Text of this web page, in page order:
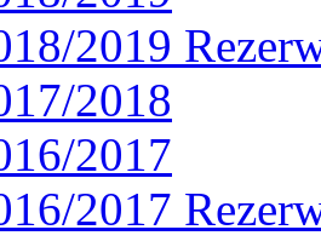
2019
2018
2017
2017